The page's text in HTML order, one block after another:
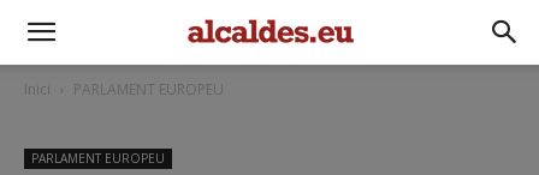
Inici PARLAMENT EUROPEU
PARLAMENT EUROPEU